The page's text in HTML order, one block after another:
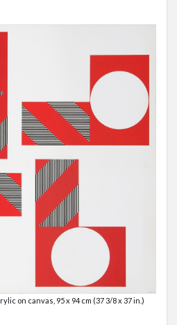
on canvas, 95 x 94 cm (37 3/8 x 37 in.)